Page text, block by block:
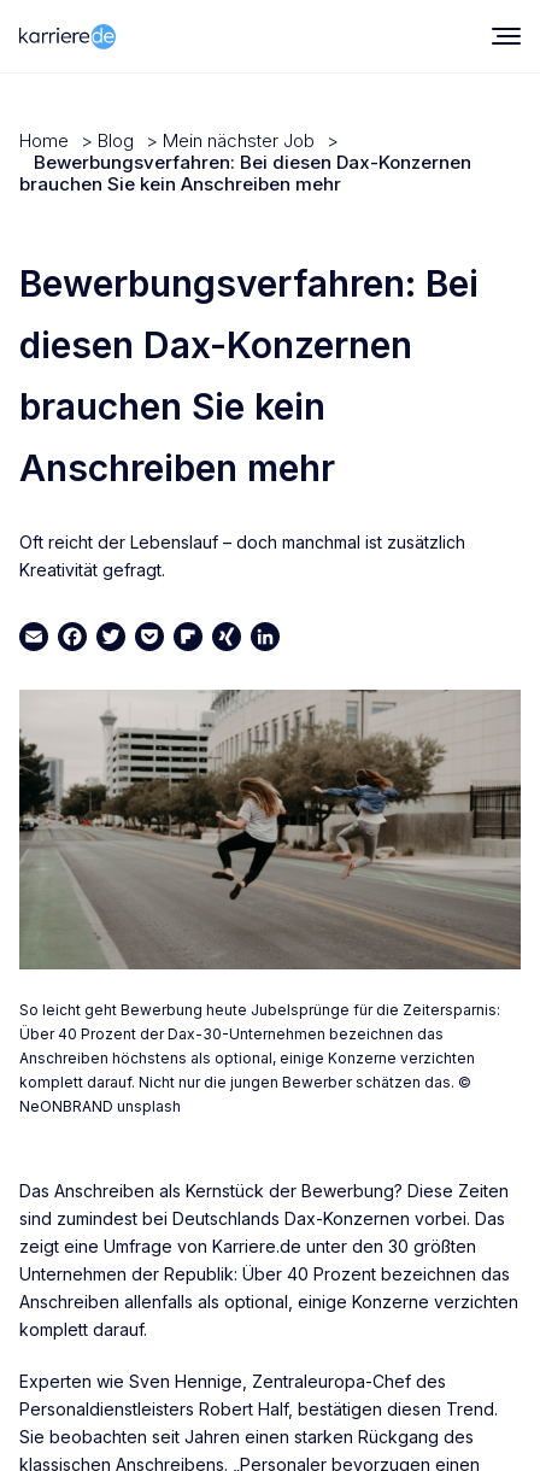
Home > Blog > Mein nächster Job
>
Bewerbungsverfahren: Bei diesen Dax-Konzernen
brauchen Sie kein Anschreiben mehr
Bewerbungsverfahren: Bei
diesen Dax-Konzernen
brauchen Sie kein
Anschreiben mehr
Oft reicht der Lebenslauf – doch manchmal ist zusätzlich
Kreativität gefragt.
EmailFacebook
TwitterPocketFlipboard
XINGLinkedIn
So leicht geht Bewerbung heute Jubelsprünge für die Zeitersparnis:
Über 40 Prozent der Dax-30-Unternehmen bezeichnen das
Anschreiben höchstens als optional, einige Konzerne verzichten
komplett darauf. Nicht nur die jungen Bewerber schätzen das. ©
NeONBRAND unsplash
Das Anschreiben als Kernstück der Bewerbung? Diese Zeiten
sind zumindest bei Deutschlands Dax-Konzernen vorbei. Das
zeigt eine Umfrage von Karriere.de unter den 30 größten
Unternehmen der Republik: Über 40 Prozent bezeichnen das
Anschreiben allenfalls als optional, einige Konzerne verzichten
komplett darauf.
Experten wie Sven Hennige, Zentraleuropa-Chef des
Personaldienstleisters Robert Half, bestätigen diesen Trend.
Sie beobachten seit Jahren einen starken Rückgang des
klassischen Anschreibens. „Personaler bevorzugen einen